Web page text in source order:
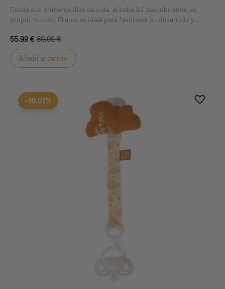
Desde sus primeros días de vida, el bebé irá descubriendo su
propio mundo. El arca es ideal para favorecer su desarrollo y
55,99 € 69,99 €
Añadir al carrito
borrar
-10,01%